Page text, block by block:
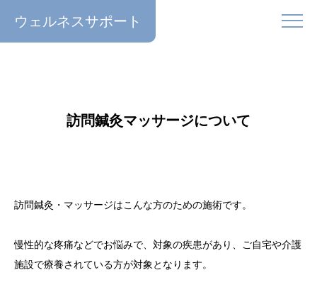
ウェルネスサポート
訪問鍼灸マッサージについて
訪問鍼灸・マッサージはこんな方のための施術です。
慢性的な疼痛などでお悩みで、対象の疾患があり、ご自宅や介護
施設で療養されている方が対象となります。